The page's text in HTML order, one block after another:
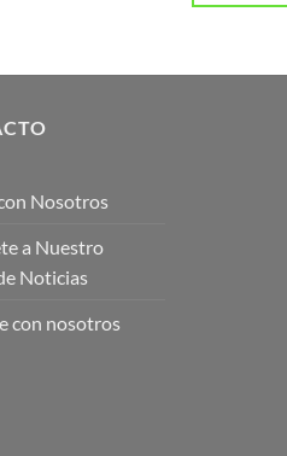
Nosotros
a Nuestro
Noticias
con nosotros